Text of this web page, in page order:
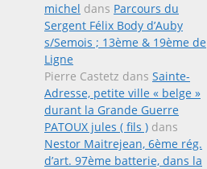
michel dans Parcours du
Sergent Félix Body d’Auby
s/Semois ; 13ème & 19ème de
Ligne
Pierre Castetz dans Sainte-
Adresse, petite ville « belge »
durant la Grande Guerre
PATOUX jules ( fils ) dans
Nestor Maitrejean, 6ème rég.
d’art. 97ème batterie, dans la